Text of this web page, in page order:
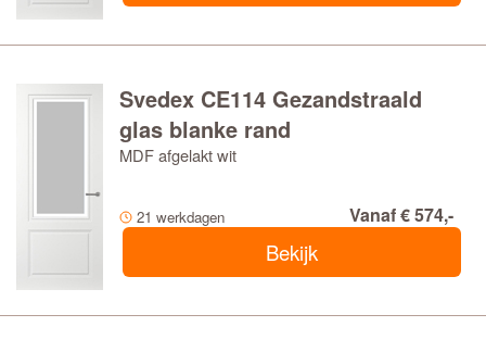
Svedex CE114 Gezandstraald
glas blanke rand
MDF afgelakt wit
21 werkdagen Vanaf € 574,-
Bekijk